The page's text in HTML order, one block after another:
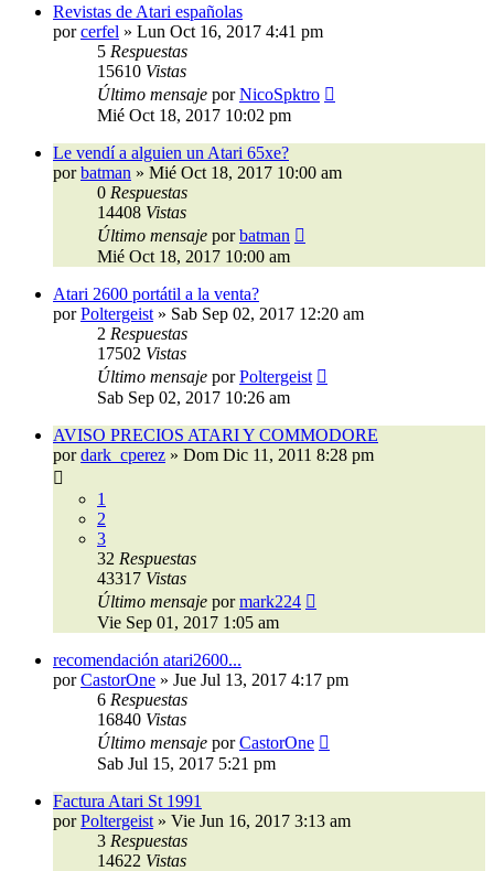
Revistas de Atari españolas
porcerfel » Lun Oct 16, 2017 4:41 pm
5 Respuestas
15610 Vistas
Último mensaje porNicoSpktro
Mié Oct 18, 2017 10:02 pm
Le vendí a alguien un Atari 65xe?
porbatman » Mié Oct 18, 2017 10:00 am
0 Respuestas
14408 Vistas
Último mensaje porbatman
Mié Oct 18, 2017 10:00 am
Atari 2600 portátil a la venta?
porPoltergeist » Sab Sep 02, 2017 12:20 am
2 Respuestas
17502 Vistas
Último mensaje porPoltergeist
Sab Sep 02, 2017 10:26 am
AVISO PRECIOS ATARI Y COMMODORE
pordark_cperez » Dom Dic 11, 2011 8:28 pm
1
2
3
32 Respuestas
43317 Vistas
Último mensaje pormark224
Vie Sep 01, 2017 1:05 am
recomendación atari2600...
porCastorOne » Jue Jul 13, 2017 4:17 pm
6 Respuestas
16840 Vistas
Último mensaje porCastorOne
Sab Jul 15, 2017 5:21 pm
Factura Atari St 1991
porPoltergeist » Vie Jun 16, 2017 3:13 am
3 Respuestas
14622 Vistas